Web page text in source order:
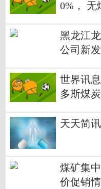
0%， 无
黑龙江
公司新
世界讯
多斯煤
天天简
煤矿集
价促销